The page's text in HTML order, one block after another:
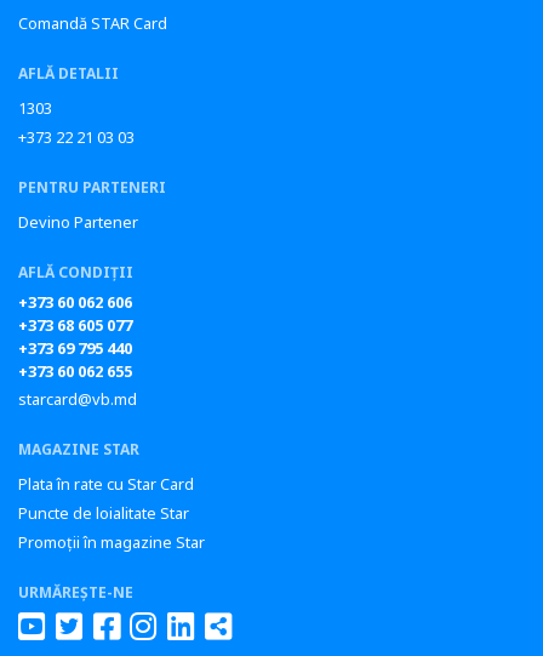
Comandă STAR Card
AFLĂ DETALII
1303
+373 22 21 03 03
PENTRU PARTENERI
Devino Partener
AFLĂ CONDIȚII
+373 60 062 606
+373 68 605 077
+373 69 795 440
+373 60 062 655
starcard@vb.md
MAGAZINE STAR
Plata în rate cu Star Card
Puncte de loialitate Star
Promoții în magazine Star
URMĂREȘTE-NE